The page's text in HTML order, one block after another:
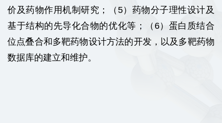
价及药物作用机制研究；（5）药物分子理性设计及
基于结构的先导化合物的优化等；（6）蛋白质结合
位点叠合和多靶药物设计方法的开发，以及多靶药物
数据库的建立和维护。